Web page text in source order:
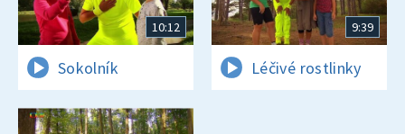
10:12
Sokolník
9:39
Léčivé rostlinky